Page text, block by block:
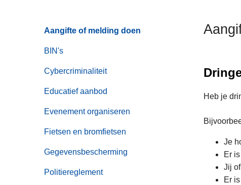
Aangifte of melding doen
BIN's
Cybercriminaliteit
Educatief aanbod
Evenement organiseren
Fietsen en bromfietsen
Gegevensbescherming
Politiereglement
Heb je
Je
Er
Jij
Er